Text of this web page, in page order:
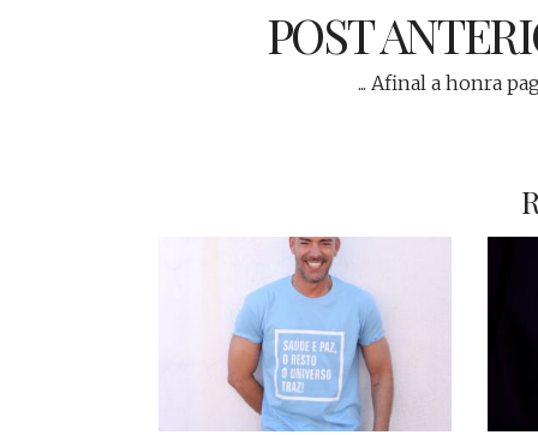
POST
... Afinal a honra